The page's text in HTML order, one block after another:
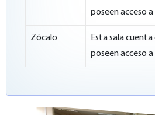
poseen acceso
Zócalo
Esta sala
poseen acceso